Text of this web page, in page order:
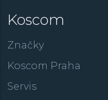
Koscom
Značky
Koscom Praha
Servis